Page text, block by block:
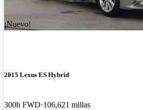
¡Nuevo!
2015 Lexus ES Hybrid
300h FWD 106,621 millas